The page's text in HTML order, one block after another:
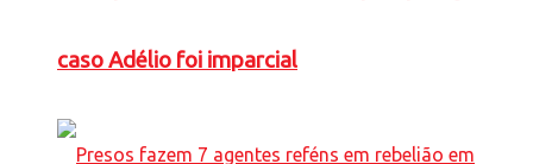
caso Adélio foi imparcial